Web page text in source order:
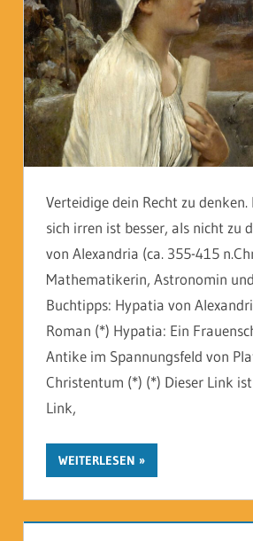
Verteidige dein Recht zu denken.
sich irren ist besser, als nicht zu
von Alexandria (ca. 355-415
Mathematikerin, Astronomin
Buchtipps: Hypatia von
Roman (*) Hypatia: Ein
Antike im Spannungsfeld von
Christentum (*) (*) Dieser Link
Link,
WEITERLESEN